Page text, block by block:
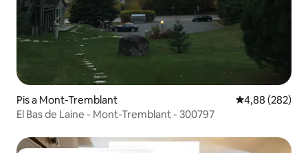
Pis a Mont-Tremblant 4,88 de
4,88 (282)
El Bas de Laine - Mont-Tremblant - 300797